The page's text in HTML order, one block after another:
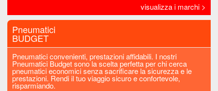
visualizza i marchi >
Pneumatici
BUDGET
Pneumatici convenienti, prestazioni affidabili. I nostri
Pneumatici Budget sono la scelta perfetta per chi cerca
pneumatici economici senza sacrificare la sicurezza e le
prestazioni. Rendi il tuo viaggio sicuro e confortevole,
risparmiando.